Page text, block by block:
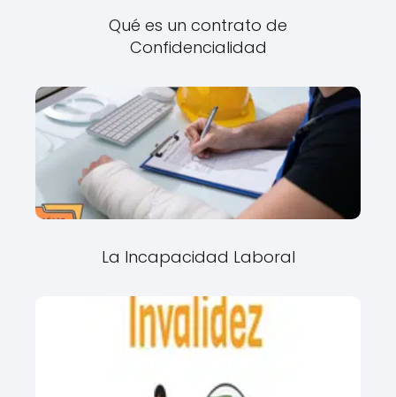
Qué es un contrato de
Confidencialidad
La Incapacidad Laboral